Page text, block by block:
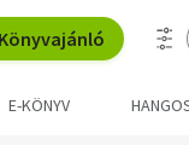
E-KÖNYV